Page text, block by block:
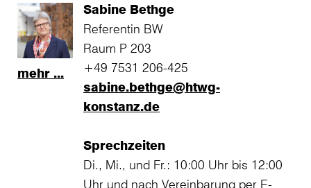
mehr ...
Sabine Bethge
Referentin BW
Raum P 203
+49 7531 206-425
sabine.bethge@htwg-
konstanz.de
Sprechzeiten
Di., Mi., und Fr.: 10:00 Uhr bis 12:00
Uhr und nach Vereinbarung per E-